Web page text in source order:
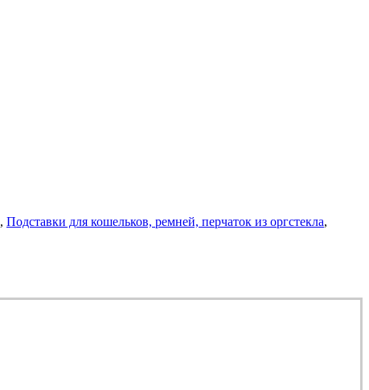
, Подставки для кошельков, ремней, перчаток из оргстекла,